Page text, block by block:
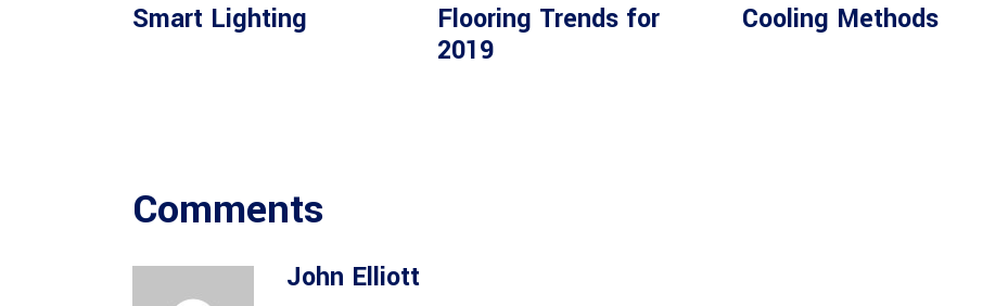
Smart Lighting
Flooring Trends for
2019
Cooling Methods
Comments
John Elliott